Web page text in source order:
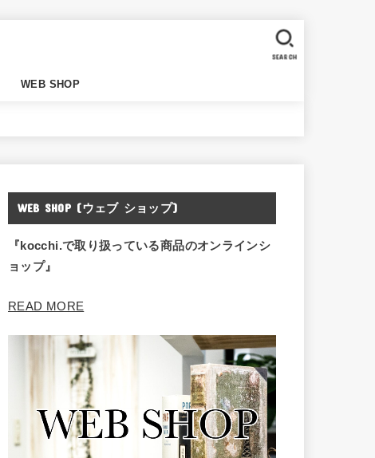
WEB SHOP
SEARCH
WEB SHOP (ウェブ ショップ)
『kocchi.で取り扱っている商品のオンラインシ
ョップ』
READ MORE